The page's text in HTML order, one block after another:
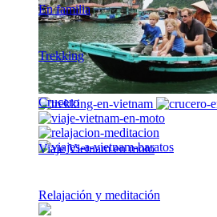
En familia
Trekking
Crucero
Viaje Vietnam en moto
Relajación y meditación